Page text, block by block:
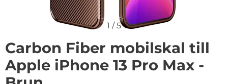
1 /5
Carbon Fiber mobilskal till
Apple iPhone 13 Pro Max -